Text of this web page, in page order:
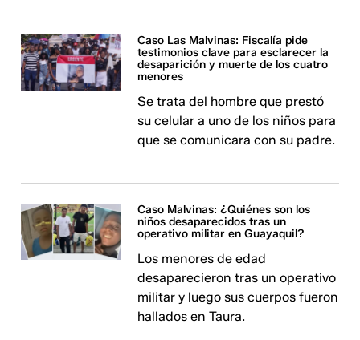
Caso Las Malvinas: Fiscalía pide
testimonios clave para esclarecer la
desaparición y muerte de los cuatro
menores
Se trata del hombre que prestó
su celular a uno de los niños para
que se comunicara con su padre.
Caso Malvinas: ¿Quiénes son los
niños desaparecidos tras un
operativo militar en Guayaquil?
Los menores de edad
desaparecieron tras un operativo
militar y luego sus cuerpos fueron
hallados en Taura.